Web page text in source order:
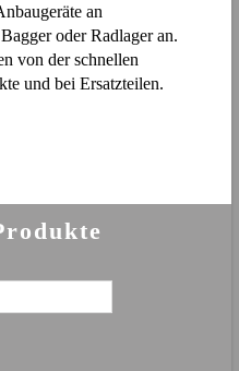
an
oder Radlager an.
von der schnellen
und bei Ersatzteilen.